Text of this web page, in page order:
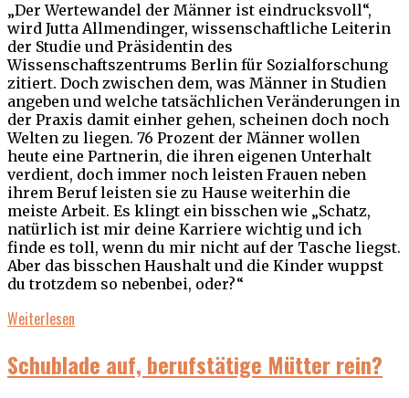
„Der Wertewandel der Männer ist eindrucksvoll“,
wird Jutta Allmendinger, wissenschaftliche Leiterin
der Studie und Präsidentin des
Wissenschaftszentrums Berlin für Sozialforschung
zitiert. Doch zwischen dem, was Männer in Studien
angeben und welche tatsächlichen Veränderungen in
der Praxis damit einher gehen, scheinen doch noch
Welten zu liegen. 76 Prozent der Männer wollen
heute eine Partnerin, die ihren eigenen Unterhalt
verdient, doch immer noch leisten Frauen neben
ihrem Beruf leisten sie zu Hause weiterhin die
meiste Arbeit. Es klingt ein bisschen wie „Schatz,
natürlich ist mir deine Karriere wichtig und ich
finde es toll, wenn du mir nicht auf der Tasche liegst.
Aber das bisschen Haushalt und die Kinder wuppst
du trotzdem so nebenbei, oder?“
Weiterlesen
Schublade auf, berufstätige Mütter rein?